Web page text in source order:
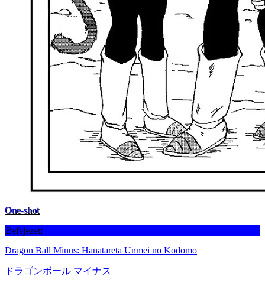
One-shot
Befejezett
Dragon Ball Minus: Hanatareta Unmei no Kodomo
ドラゴンボール マイナス